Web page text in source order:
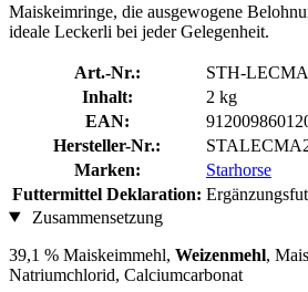
Maiskeimringe, die ausgewogene
ideale Leckerli bei jeder Gelegenheit.
Art.-Nr.:
STH-
Inhalt:
2 kg
EAN:
Hersteller-Nr.:
Marken:
Starhorse
Futtermittel Deklaration:
Zusammensetzung
39,1 % Maiskeimmehl, Weizenmehl,
Natriumchlorid, Calciumcarbonat